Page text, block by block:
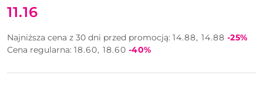
Cena:
11.16
Najniższa cena z 30 dni przed promocją: 14.88 14.88 Rabat:
-25%
Cena regularna: 18.60 18.60 Rabat:
-40%